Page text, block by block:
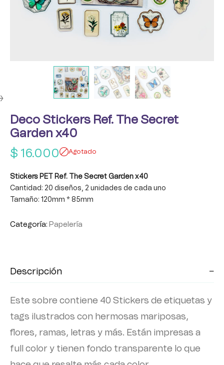
Deco Stickers Ref. The Secret
Garden x40
$ 16.000 Agotado
Stickers PET Ref. The Secret Garden x40
Cantidad: 20 diseños, 2 unidades de cada uno
Tamaño: 120mm * 85mm
Categoría: Papelería
Descripción
Este sobre contiene 40 Stickers de etiquetas y
tags ilustrados con hermosas mariposas,
flores, ramas, letras y más. Están impresas a
full color y tienen fondo transparente lo que